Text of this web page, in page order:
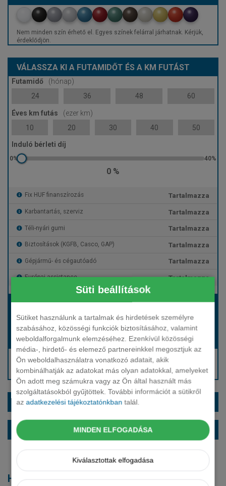
Süti beállítások
Sütiket használunk a tartalmak és hirdetések személyre
szabásához, közösségi funkciók biztosításához, valamint
weboldalforgalmunk elemzéséhez. Ezenkívül közösségi
média-, hirdető- és elemező partnereinkkel megosztjuk az
Ön weboldalhasználatra vonatkozó adatait, akik
kombinálhatják az adatokat más olyan adatokkal, amelyeket
Ön adott meg számukra vagy az Ön által használt más
szolgáltatásokból gyűjtöttek. További információt a sütikről
azadatkezelési tájékoztatónkban talál.
MINDEN ELFOGADÁSA
Kiválasztottak elfogadása
Nem minden szín érhető el. Egyes színek felárral járhatnak. Kérjük,
érdeklődjön.
VÁLASSZA KI A FUTAMIDŐT ÉS A KM FUTÁST
Futamidő
(hónap)
24
36 48 60
Éves km futás
(ezer km)
10
20 30 40 50
Induló bérleti díj
0 %
Fix HUF finanszírozás Tartalmazza
Karbantartás, szerviz Tartalmazza
Téli-nyári gumi Tartalmazza
Biztosítások (KGFB, Casco, GAP) Tartalmazza
Gépjármű- és cégautóadó Tartalmazza
Európai assistance Tartalmazza
Bérleti díj:
Hívjon bennünket!
Induló bérleti díj: Hívjon bennünket!
Hívjon: +36 1 888 0088
Kérjen visszahívást!
EXTRÁK ÉS SZÍNEK
ALAPFELSZERELTSÉG
Hasonló modellek